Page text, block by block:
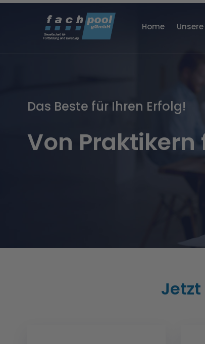
Home
Fachpool –
Beratungen
Das Beste für Ihren Erfolg!
Von Praktikern